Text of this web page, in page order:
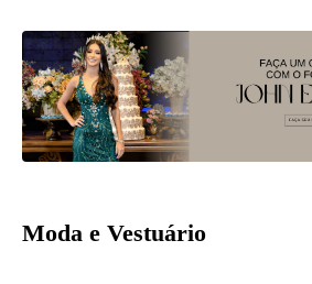
Moda e Vestuário